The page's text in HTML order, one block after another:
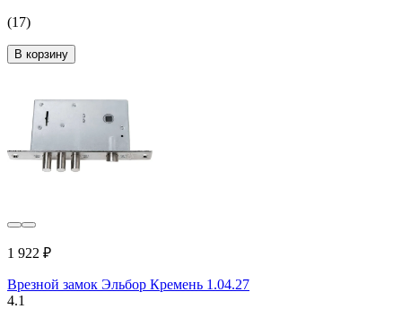
(17)
В корзину
1 922 ₽
Врезной замок Эльбор Кремень 1.04.27
4.1